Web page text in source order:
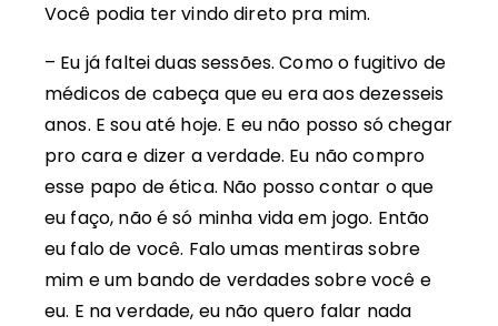
Você podia ter vindo direto pra mim.
– Eu já faltei duas sessões. Como o fugitivo de
médicos de cabeça que eu era aos dezesseis
anos. E sou até hoje. E eu não posso só chegar
pro cara e dizer a verdade. Eu não compro
esse papo de ética. Não posso contar o que
eu faço, não é só minha vida em jogo. Então
eu falo de você. Falo umas mentiras sobre
mim e um bando de verdades sobre você e
eu. E na verdade, eu não quero falar nada